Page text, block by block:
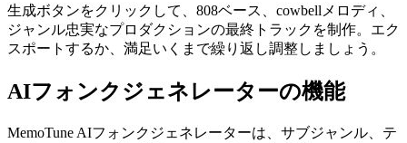
生成ボタンをクリックして、808ベース、cowbellメロディ、
ジャンル忠実なプロダクションの最終トラックを制作。エク
スポートするか、満足いくまで繰り返し調整しましょう。
AIフォンクジェネレーターの機能
MemoTune AIフォンクジェネレーターは、サブジャンル、テ